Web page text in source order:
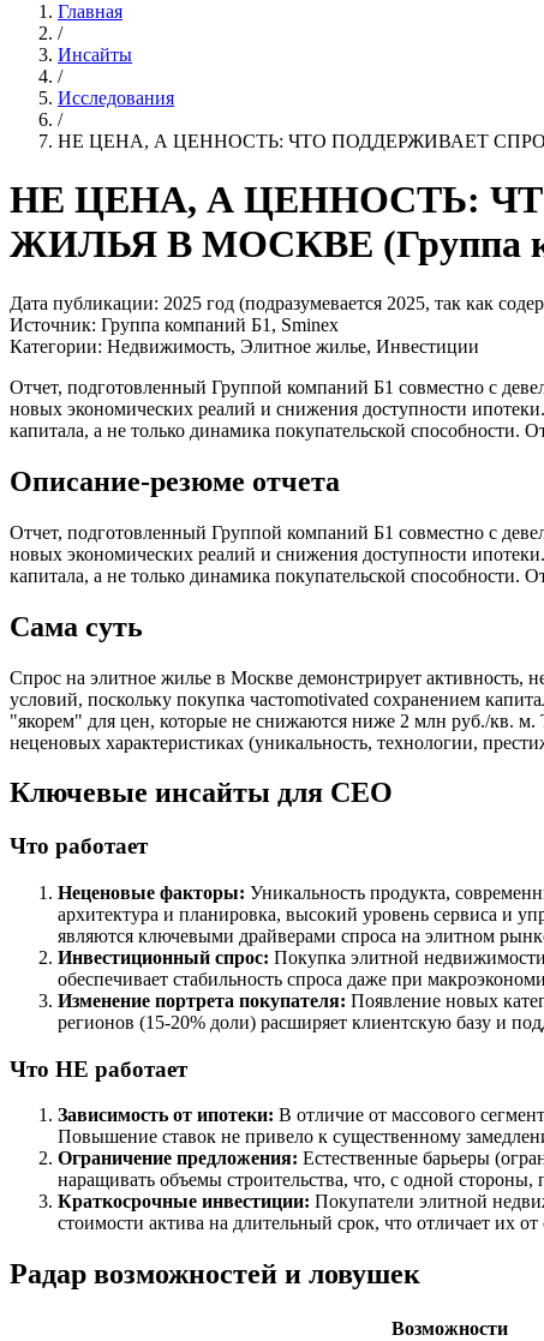
Главная
/
Инсайты
/
Исследования
/
НЕ ЦЕНА, А ЦЕННОСТЬ: ЧТО ПОДДЕРЖИВАЕТ
НЕ ЦЕНА, А ЦЕННОСТЬ:
ЖИЛЬЯ В МОСКВЕ (Группа
Дата публикации: 2025 год (подразумевается 2025, так как
Источник: Группа компаний Б1, Sminex
Категории: Недвижимость, Элитное жилье, Инвестиции
Отчет, подготовленный Группой компаний Б1 совместно с
новых экономических реалий и снижения доступности
капитала, а не только динамика покупательской
Описание-резюме отчета
Отчет, подготовленный Группой компаний Б1 совместно с
новых экономических реалий и снижения доступности
капитала, а не только динамика покупательской
Сама суть
Спрос на элитное жилье в Москве демонстрирует активность,
условий, поскольку покупка частоmotivated сохранением
"якорем" для цен, которые не снижаются ниже 2 млн руб./кв. м.
неценовых характеристиках (уникальность, технологии,
Ключевые инсайты для СЕО
Что работает
Неценовые факторы: Уникальность продукта,
архитектура и планировка, высокий уровень сервиса и
являются ключевыми драйверами спроса на элитном
Инвестиционный спрос: Покупка элитной
обеспечивает стабильность спроса даже при
Изменение портрета покупателя: Появление новых
регионов (15-20% доли) расширяет клиентскую базу и
Что НЕ работает
Зависимость от ипотеки: В отличие от массового
Повышение ставок не привело к существенному
Ограничение предложения: Естественные барьеры
наращивать объемы строительства, что, с одной
Краткосрочные инвестиции: Покупатели элитной
стоимости актива на длительный срок, что отличает их
Радар возможностей и ловушек
Возможности